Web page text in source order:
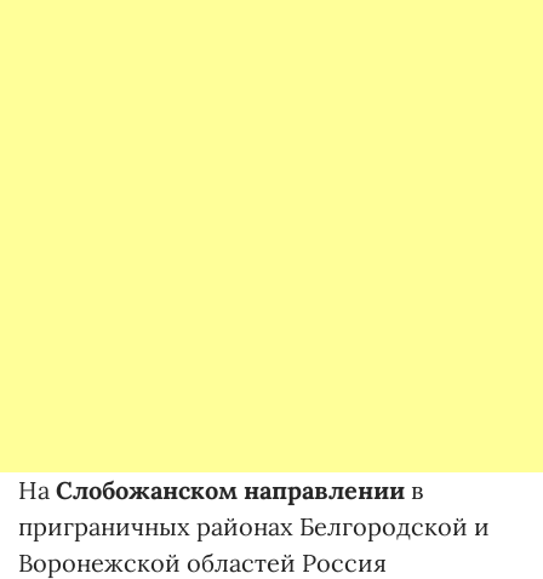
На Слобожанском направлении в
приграничных районах Белгородской и
Воронежской областей Россия